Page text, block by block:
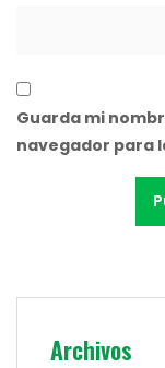
Guarda mi
navegador para
Archivos